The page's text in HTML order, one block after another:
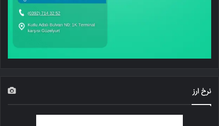
نرخ ارز